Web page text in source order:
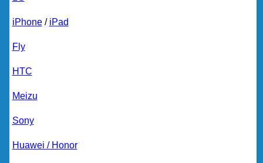
iPhone/ iPad
Fly
HTC
Meizu
Sony
Huawei / Honor